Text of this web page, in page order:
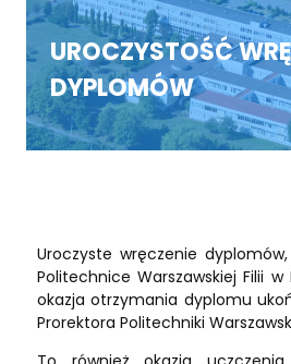
UROCZYSTOŚĆ
DYPLOMÓW
Uroczyste wręczenie
Politechnice Warszawskiej Filii w
okazja otrzymania dyplomu
Prorektora Politechniki